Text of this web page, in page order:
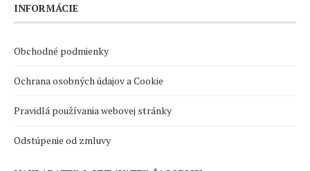
INFORMÁCIE
Obchodné podmienky
Ochrana osobných údajov a Cookie
Pravidlá používania webovej stránky
Odstúpenie od zmluvy